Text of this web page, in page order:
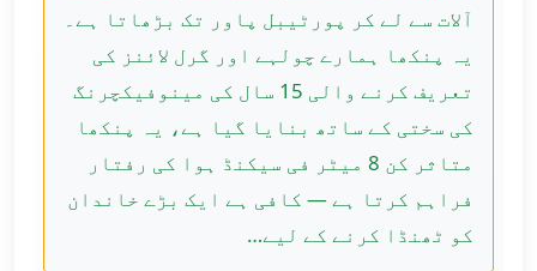
آلات سے لے کر پورٹیبل پاور تک بڑھاتا ہے۔
یہ پنکھا ہمارے چولہے اور گرل لائنز کی
تعریف کرنے والی 15 سال کی مینوفیکچرنگ
کی سختی کے ساتھ بنایا گیا ہے، یہ پنکھا
متاثر کن 8 میٹر فی سیکنڈ ہوا کی رفتار
فراہم کرتا ہے — کافی ہے ایک بڑے خاندان
کو ٹھنڈا کرنے کے لیے…